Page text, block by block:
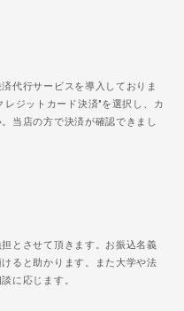
代行サービスを導入しておりま
ジットカード決済"を選択し、カ
当店の方で決済が確認できまし
とさせて頂きます。お振込名義
ると助かります。また大学や法
に応じます。